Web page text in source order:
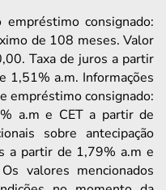
consignado:
de 108 meses. Valor
Taxa de juros a partir
1,51% a.m. Informações
empréstimo consignado:
a.m e CET a partir de
sobre antecipação
a partir de 1,79% a.m e
valores mencionados